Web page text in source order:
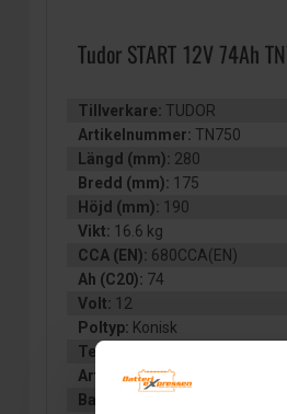
Tudor START 12V 74Ah
Tillverkare: TUDOR
Artikelnummer: TN750
Längd (mm): 280
Bredd (mm): 175
Höjd (mm): 190
Vikt: 16.6 kg
CCA (EN): 680CCA(EN)
Ah (C20): 74
Volt: 12
Poltyp: Konisk
Teknologi:
Artikelgrupp:FRITID
Batterityp: